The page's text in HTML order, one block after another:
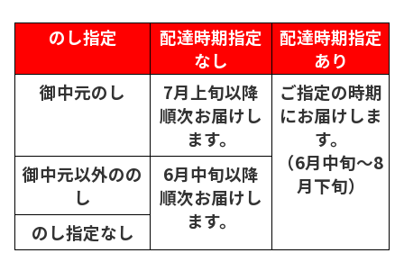
のし指定
配達時期指定
なし
配達時期指定
あり
御中元のし
7月上旬以降
順次お届けし
ます。
ご指定の時期
にお届けしま
す。
（6月中旬～8
月下旬）
御中元以外のの
し
6月中旬以降
順次お届けし
ます。
のし指定なし